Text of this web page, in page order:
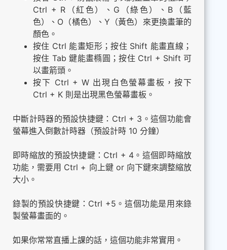
Ctrl + R（紅色）、G（綠色）、B（藍
色）、O（橘色）、Y（黃色）來更換畫筆的
顏色。
按住 Ctrl 能畫矩形；按住 Shift 能畫直線；
按住 Tab 鍵能畫橢圓；按住 Ctrl + Shift 可
以畫箭頭。
按下 Ctrl + W 出現白色螢幕畫板，按下
Ctrl + K 則是出現黑色螢幕畫板。
中斷計時器的預設快捷鍵：Ctrl + 3。這個功能會
螢幕進入倒數計時器（預設計時 10 分鐘）
即時縮放的預設快捷鍵：Ctrl + 4。這個即時縮放
功能，需要用 Ctrl + 向上鍵 or 向下鍵來調整縮放
大小。
錄製的預設快捷鍵：Ctrl +5。這個功能是用來錄
製螢幕畫面的。
如果你常常直播上課的話，這個功能非常實用。